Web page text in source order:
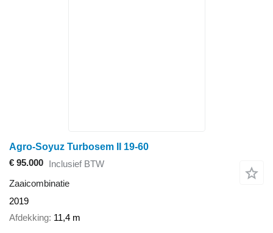
Agro-Soyuz Turbosem II 19-60
€ 95.000 Inclusief BTW
Zaaicombinatie
2019
Afdekking 11,4 m